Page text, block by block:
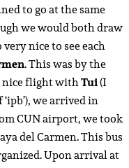
to go at the same
we would both draw
nice to see each
. This was by the
nice flight withTui(I
we arrived in
CUN airport, we took
del Carmen. This bus
Upon arrival at